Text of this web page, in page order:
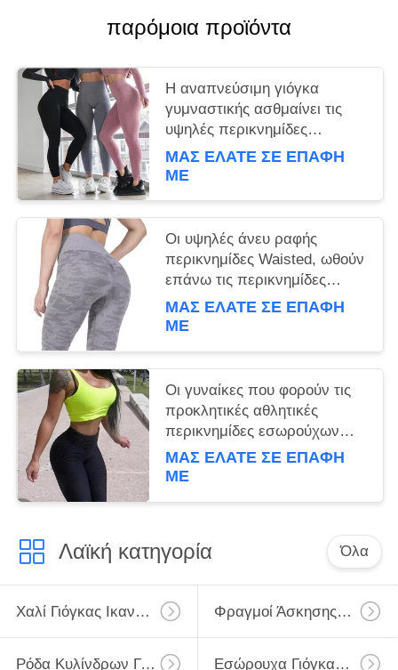
παρόμοια προϊόντα
Η αναπνεύσιμη γιόγκα
γυμναστικής ασθμαίνει τις
υψηλές περικνημίδες
γυμναστικής Waisted άνευ
ραφής για την ικανότητα/το
ΜΑΣ ΕΛΆΤΕ ΣΕ ΕΠΑΦΉ
ΜΕ
Οι υψηλές άνευ ραφής
περικνημίδες Waisted, ωθούν
επάνω τις περικνημίδες
γυμναστικής για την αθλητική
ικανότητα γυναικών
ΜΑΣ ΕΛΆΤΕ ΣΕ ΕΠΑΦΉ
ΜΕ
Οι γυναίκες που φορούν τις
προκλητικές αθλητικές
περικνημίδες εσωρούχων
γιόγκας ωθούν επάνω τις
υψηλές περικνημίδες
ΜΑΣ ΕΛΆΤΕ ΣΕ ΕΠΑΦΉ
ΜΕ
Λαϊκή κατηγορία Όλα
Χαλί Γιόγκας Ικανότητας Φραγμοί Άσκησης Γιόγκας
Ρόδα Κυλίνδρων Γιόγκας Εσώρουχα Γιόγκας Γυμναστικής